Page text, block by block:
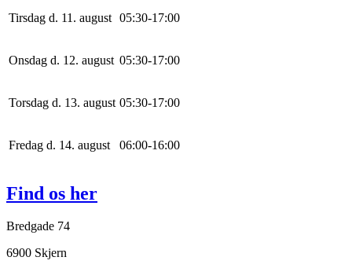
Tirsdag d. 11. august 05:30-17:00
Onsdag d. 12. august 05:30-17:00
Torsdag d. 13. august 05:30-17:00
Fredag d. 14. august 06:00-16:00
Find os her
Bredgade 74
6900 Skjern